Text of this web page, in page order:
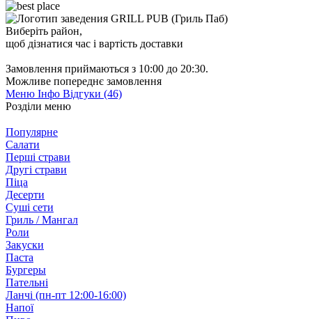
Виберіть район,
щоб дізнатися час і вартість доставки
Замовлення приймаються з 10:00 до 20:30.
Можливе попереднє замовлення
Меню Інфо Відгуки (46)
Розділи меню
Популярне
Салати
Перші страви
Другі страви
Піца
Десерти
Суші сети
Гриль / Мангал
Роли
Закуски
Паста
Бургеры
Пательні
Ланчі (пн-пт 12:00-16:00)
Напої